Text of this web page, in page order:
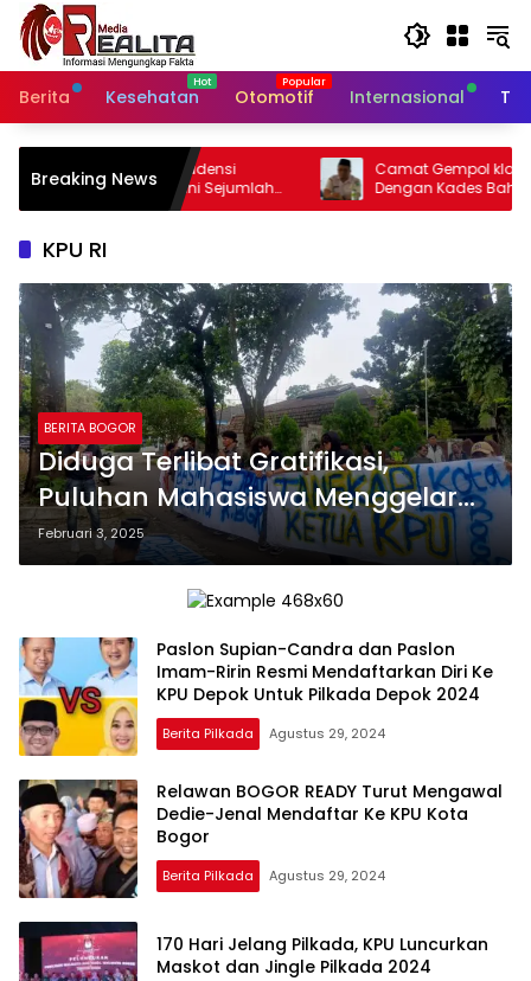
Langsung
konten
Berita
Kesehatan Otomotif Internasional
Breaking News
Camat Gempol klaim Sudah Koordinasi
Dengan Kades Bahas Sekdes
Indisipliner.,ini Point Pentingnya
KPU RI
BERITA BOGOR
Diduga Terlibat Gratifikasi,
Puluhan Mahasiswa Menggelar
Aksi Unjuk Rasa Desak Tangkap
Ketua KPU Kota Bogor
Februari 3, 2025
Paslon Supian-Candra dan Paslon
Imam-Ririn Resmi Mendaftarkan Diri Ke
KPU Depok Untuk Pilkada Depok 2024
Berita Pilkada Agustus 29, 2024
Relawan BOGOR READY Turut Mengawal
Dedie-Jenal Mendaftar Ke KPU Kota
Bogor
Berita Pilkada Agustus 29, 2024
170 Hari Jelang Pilkada, KPU Luncurkan
Maskot dan Jingle Pilkada 2024